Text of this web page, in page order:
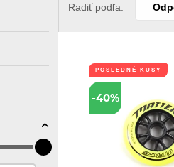
Radiť podľa:
POSLEDNÉ KUSY
-40%